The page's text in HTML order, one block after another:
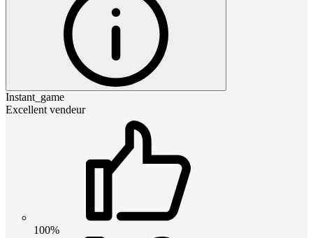
Instant_game
Excellent vendeur
100%